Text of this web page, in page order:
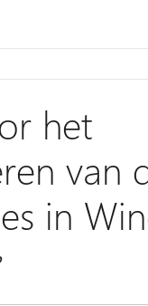
het
van
in